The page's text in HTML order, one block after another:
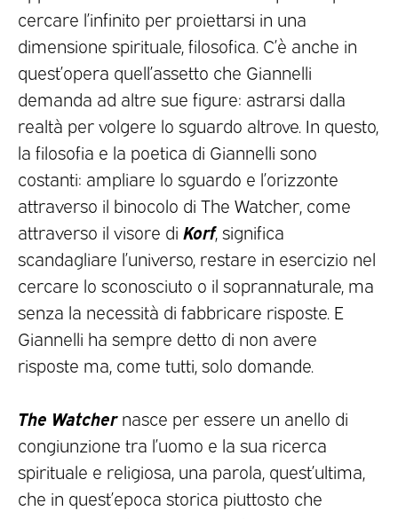
cercare l’infinito per proiettarsi in una
dimensione spirituale, filosofica. C’è anche in
quest’opera quell’assetto che Giannelli
demanda ad altre sue figure: astrarsi dalla
realtà per volgere lo sguardo altrove. In questo,
la filosofia e la poetica di Giannelli sono
costanti: ampliare lo sguardo e l’orizzonte
attraverso il binocolo di The Watcher, come
attraverso il visore di Korf, significa
scandagliare l’universo, restare in esercizio nel
cercare lo sconosciuto o il soprannaturale, ma
senza la necessità di fabbricare risposte. E
Giannelli ha sempre detto di non avere
risposte ma, come tutti, solo domande.
The Watchernasce per essere un anello di
congiunzione tra l’uomo e la sua ricerca
spirituale e religiosa, una parola, quest’ultima,
che in quest’epoca storica piuttosto che